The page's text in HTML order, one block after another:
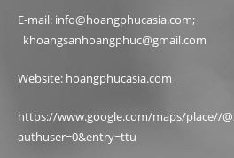
E-mail: info@hoangphucasia.com;
khoangsanhoangphuc@gmail.com
Website: hoangphucasia.com
https://www.google.com/maps/place//
authuser=0&entry=ttu